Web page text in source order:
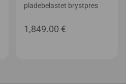
pladebelastet brystpres
1,849.00 €